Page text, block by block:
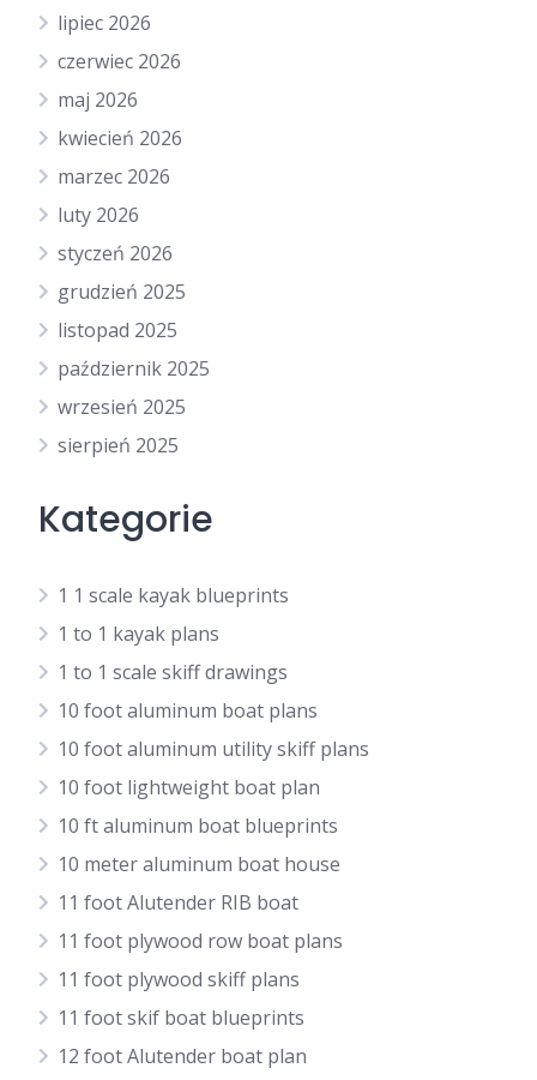
lipiec 2026
czerwiec 2026
maj 2026
kwiecień 2026
marzec 2026
luty 2026
styczeń 2026
grudzień 2025
listopad 2025
październik 2025
wrzesień 2025
sierpień 2025
Kategorie
1 1 scale kayak blueprints
1 to 1 kayak plans
1 to 1 scale skiff drawings
10 foot aluminum boat plans
10 foot aluminum utility skiff plans
10 foot lightweight boat plan
10 ft aluminum boat blueprints
10 meter aluminum boat house
11 foot Alutender RIB boat
11 foot plywood row boat plans
11 foot plywood skiff plans
11 foot skif boat blueprints
12 foot Alutender boat plan